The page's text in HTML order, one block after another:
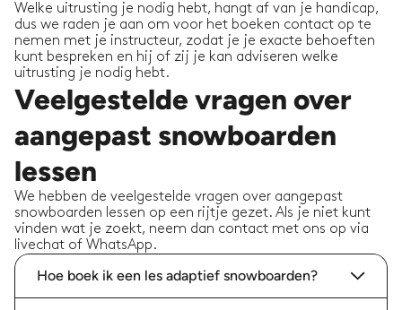
Welke uitrusting je nodig hebt, hangt af van je handicap,
dus we raden je aan om voor het boeken contact op te
nemen met je instructeur, zodat je je exacte behoeften
kunt bespreken en hij of zij je kan adviseren welke
uitrusting je nodig hebt.
Veelgestelde vragen over
aangepast snowboarden
lessen
We hebben de veelgestelde vragen over aangepast
snowboarden lessen op een rijtje gezet. Als je niet kunt
vinden wat je zoekt, neem dan contact met ons op via
livechat of WhatsApp.
Hoe boek ik een les adaptief snowboarden?